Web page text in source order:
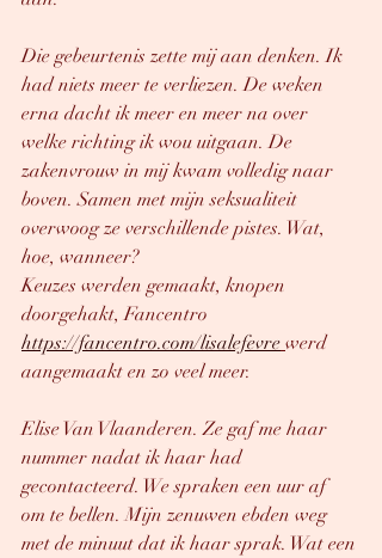
Die gebeurtenis zette mij aan denken. Ik
had niets meer te verliezen. De weken
erna dacht ik meer en meer na over
welke richting ik wou uitgaan. De
zakenvrouw in mij kwam volledig naar
boven. Samen met mijn seksualiteit
overwoog ze verschillende pistes. Wat,
hoe, wanneer?
Keuzes werden gemaakt, knopen
doorgehakt, Fancentro
https://fancentro.com/lisalefevre werd
aangemaakt en zo veel meer.
Elise Van Vlaanderen. Ze gaf me haar
nummer nadat ik haar had
gecontacteerd. We spraken een uur af
om te bellen. Mijn zenuwen ebden weg
met de minuut dat ik haar sprak. Wat een